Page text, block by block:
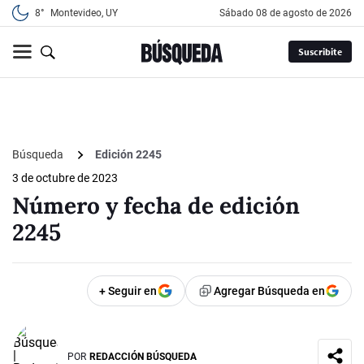
8° Montevideo, UY sábado 08 de agosto de 2026
Suscribite
Búsqueda
Edición 2245
3 de octubre de 2023
Número y fecha de edición
2245
+ Seguir en Agregar Búsqueda en
POR REDACCIÓN BÚSQUEDA